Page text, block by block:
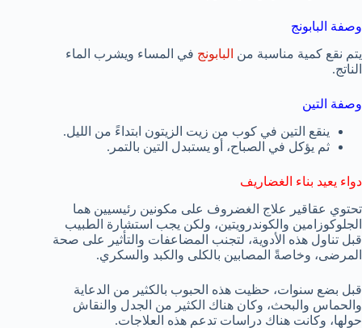
وصفة البابونج
يتم نقع كمية مناسبة من البابونج في المساء ويشرب الماء
الناتج.
وصفة التين
ينقع التين في كوب من زيت الزيتون ابتداءً من الليل.
ثم يؤكل في الصباح، أو يستبدل التين بالتمر.
دواء يعيد بناء الغضاريف
تحتوي عقاقير علاج الغضروف على مكونين رئيسيين هما
الجلوكوزامين والكوندرويتين، ولكن يجب استشارة الطبيب
قبل تناول هذه الأدوية، لتجنب المضاعفات والتأثير على صحة
المرضى، وخاصةً المصابين بالكلى والكبد والسكري.
قبل بضع سنوات، حظيت هذه الحبوب بالكثير من الدعاية
والحماس والبحث، وكان هناك الكثير من الجدل والنقاش
حولها، وكانت هناك دراسات تدعم هذه العلاجات.